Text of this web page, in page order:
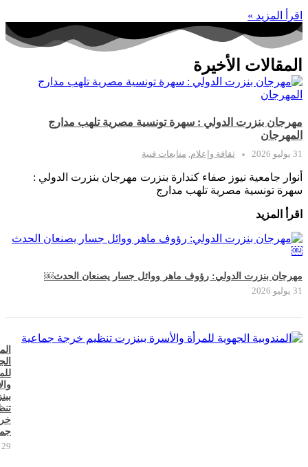
اقرأ المزيد »
المقالات الأخيرة
مهرجان بنزرت الدولي : سهرة تونسية مصرية تلهب مدارج
المهرجان
31 يوليو 2026 ثقافة وإعلام, متابعات فنية
أنوار جامعية نيوز صفاء كندارة بنزرت مهرجان بنزرت الدولي :
سهرة تونسية مصرية تلهب مدارج
اقرأ المزيد
مهرجان بنزرت الدولي: رؤوف ماهر ووائل جسار يصنعان الحدث￼
31 يوليو 2026
29 يوليو 2026